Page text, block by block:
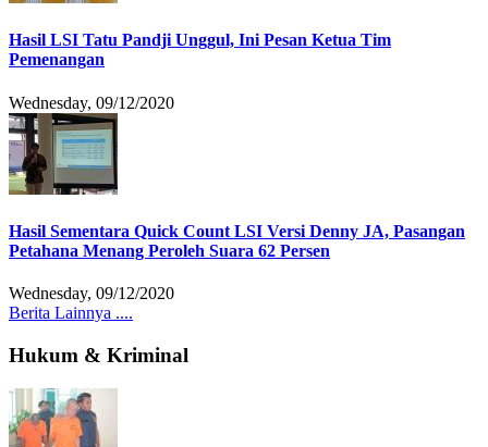
Hasil LSI Tatu Pandji Unggul, Ini Pesan Ketua Tim
Pemenangan
Wednesday, 09/12/2020
Hasil Sementara Quick Count LSI Versi Denny JA, Pasangan
Petahana Menang Peroleh Suara 62 Persen
Wednesday, 09/12/2020
Berita Lainnya ....
Hukum & Kriminal